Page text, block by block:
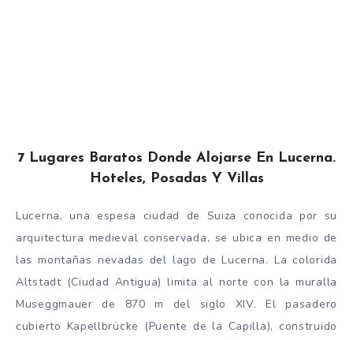
7 Lugares Baratos Donde Alojarse En Lucerna.
Hoteles, Posadas Y Villas
Lucerna, una espesa ciudad de Suiza conocida por su
arquitectura medieval conservada, se ubica en medio de
las montañas nevadas del lago de Lucerna. La colorida
Altstadt (Ciudad Antigua) limita al norte con la muralla
Museggmauer de 870 m del siglo XIV. El pasadero
cubierto Kapellbrücke (Puente de la Capilla), construido